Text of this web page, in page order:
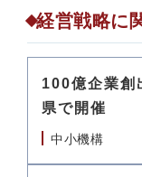
経営戦略に
100億企業創
県で開催
中小機構